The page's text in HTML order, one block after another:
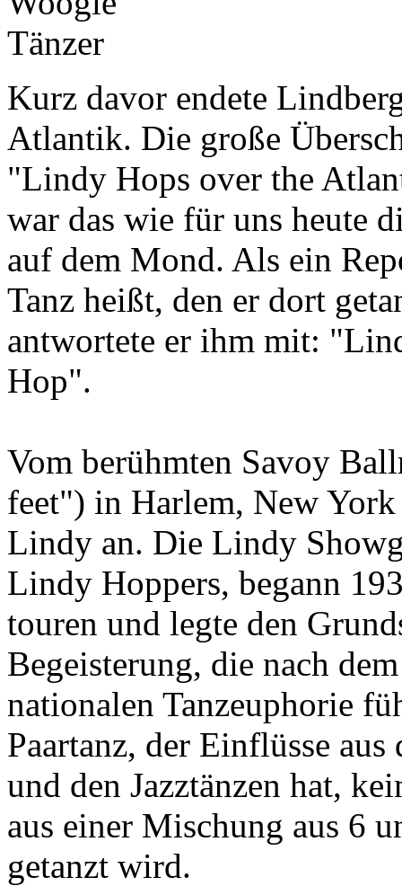
Kurz davor endete
Atlantik. Die große
"Lindy Hops over the
war das wie für uns heute
auf dem Mond. Als ein
Tanz heißt, den er dort
antwortete er ihm mit:
Hop".
Vom berühmten Savoy
feet") in Harlem, New York
Lindy an. Die Lindy
Lindy Hoppers, begann
touren und legte den
Begeisterung, die nach
nationalen Tanzeuphorie
Paartanz, der Einflüsse
und den Jazztänzen hat,
aus einer Mischung aus 6
getanzt wird.